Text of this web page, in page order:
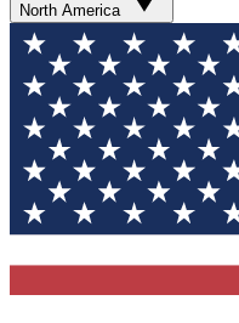
North America